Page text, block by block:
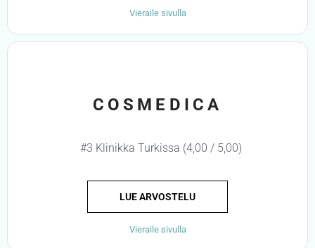
Vieraile sivulla
COSMEDICA
#3 Klinikka Turkissa (4,00 / 5,00)
LUE ARVOSTELU
Vieraile sivulla